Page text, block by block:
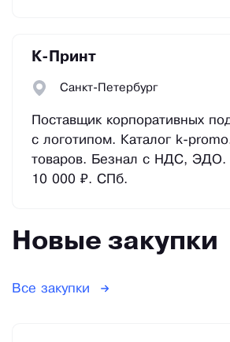
К-Принт
Санкт-Петербург
Поставщик корпоративных
с логотипом. Каталог k-
товаров. Безнал с НДС, ЭДО.
10 000 ₽. СПб.
Новые закупки
Все закупки